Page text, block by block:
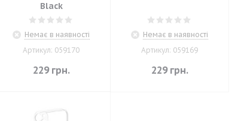
Black
Немає в наявності
Артикул: 059170
229грн.
Немає в наявності
Артикул: 059169
229грн.